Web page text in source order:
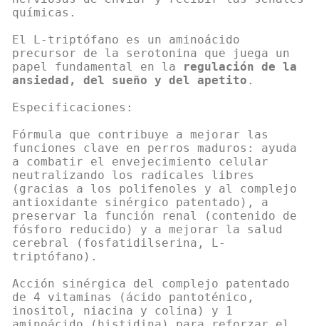
químicas.
El L-triptófano es un aminoácido
precursor de la serotonina que juega un
papel fundamental en la
regulación de la
ansiedad, del sueño y del apetito .
Especificaciones:
Fórmula que contribuye a mejorar las
funciones clave en perros maduros: ayuda
a combatir el envejecimiento celular
neutralizando los radicales libres
(gracias a los polifenoles y al complejo
antioxidante sinérgico patentado), a
preservar la función renal (contenido de
fósforo reducido) y a mejorar la salud
cerebral (fosfatidilserina, L-
triptófano).
Acción sinérgica del complejo patentado
de 4 vitaminas (ácido pantoténico,
inositol, niacina y colina) y 1